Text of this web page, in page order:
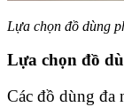
Lựa chọn đồ dùng
Lựa chọn đồ
Các đồ dùng đa